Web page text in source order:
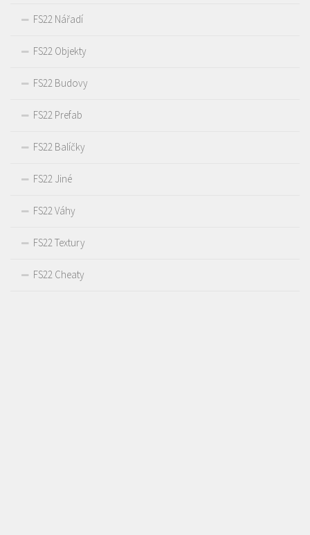
FS22 Nářadí
FS22 Objekty
FS22 Budovy
FS22 Prefab
FS22 Balíčky
FS22 Jiné
FS22 Váhy
FS22 Textury
FS22 Cheaty